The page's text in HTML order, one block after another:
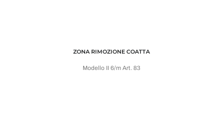
ZONA RIMOZIONE COATTA
Modello II 6/m Art. 83